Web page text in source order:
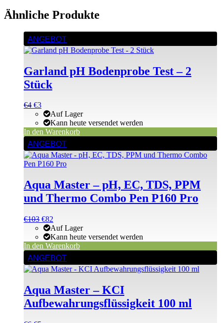
Ähnliche Produkte
ANGEBOT
Garland pH Bodenprobe Test – 2
Stück
Ursprünglicher
Preis
war:
€4
€4Aktueller
Preis
ist:
€4.
€3
Auf Lager
Kann heute versendet werden
In den Warenkorb
ANGEBOT
Aqua Master – pH, EC, TDS, PPM
und Thermo Combo Pen P160 Pro
Ursprünglicher
Preis
war:
€103
€103Aktueller
Preis
ist:
€103.
€82
Auf Lager
Kann heute versendet werden
In den Warenkorb
ANGEBOT
Aqua Master – KCI
Aufbewahrungsflüssigkeit 100 ml